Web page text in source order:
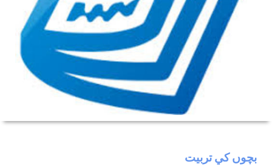
بچوں كي تربيت